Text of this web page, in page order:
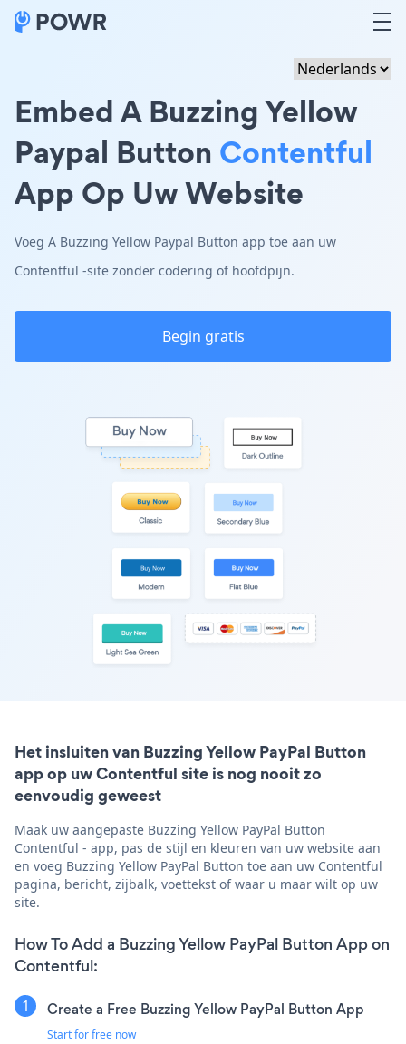
Embed A Buzzing Yellow
Paypal Button Contentful
App Op Uw Website
Voeg A Buzzing Yellow Paypal Button app toe aan uw
Contentful -site zonder codering of hoofdpijn.
Begin gratis
Het insluiten van Buzzing Yellow PayPal Button
app op uw Contentful site is nog nooit zo
eenvoudig geweest
Maak uw aangepaste Buzzing Yellow PayPal Button
Contentful - app, pas de stijl en kleuren van uw website aan
en voeg Buzzing Yellow PayPal Button toe aan uw Contentful
pagina, bericht, zijbalk, voettekst of waar u maar wilt op uw
site.
How To Add a Buzzing Yellow PayPal Button App on
Contentful:
Create a Free Buzzing Yellow PayPal Button App
Start for free now